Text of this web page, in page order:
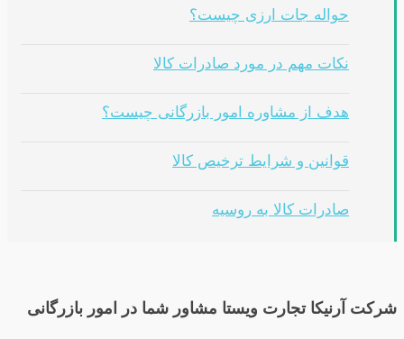
حواله جات ارزی چیست؟
نکات مهم در مورد صادرات کالا
هدف از مشاوره امور بازرگانی چیست؟
قوانین و شرایط ترخیص کالا
صادرات کالا به روسیه
شرکت آرنیکا تجارت ویستا مشاور شما در امور بازرگانی